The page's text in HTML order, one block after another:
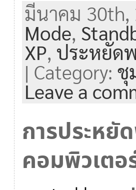
มีนาคม 30th,
Mode,
XP, ประหยัด
| Category: ชุ
Leave a
การประหยั
คอมพิวเต